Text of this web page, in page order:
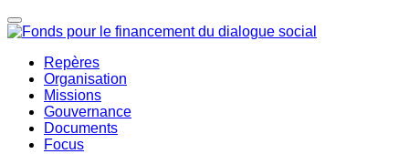
Repères
Organisation
Missions
Gouvernance
Documents
Focus